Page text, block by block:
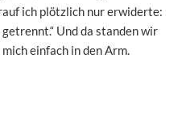
ich plötzlich nur erwiderte:
Und da standen wir
einfach in den Arm.